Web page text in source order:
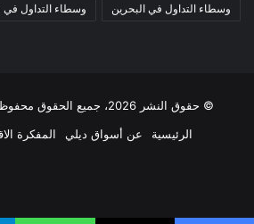
وسطاء التداول في البحرين وسطاء التداول في
© حقوق النشر 2026، جميع الحقوق محفوظة |
الرئيسية
عن أسواق ديلي المفكرة